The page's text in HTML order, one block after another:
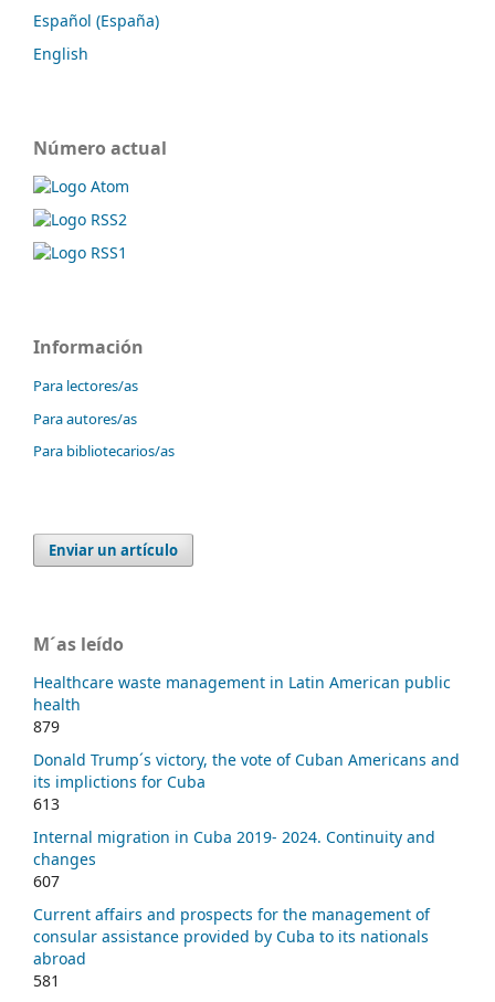
Español (España)
English
Número actual
Información
Para lectores/as
Para autores/as
Para bibliotecarios/as
Enviar un artículo
M´as leído
Healthcare waste management in Latin American public
health
879
Donald Trump´s victory, the vote of Cuban Americans and
its implictions for Cuba
613
Internal migration in Cuba 2019- 2024. Continuity and
changes
607
Current affairs and prospects for the management of
consular assistance provided by Cuba to its nationals
abroad
581